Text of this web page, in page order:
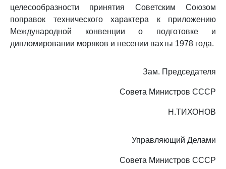
целесообразности принятия Советским Союзом
поправок технического характера к приложению
Международной конвенции о подготовке и
дипломировании моряков и несении вахты 1978 года.
Зам. Председателя
Совета Министров СССР
Н.ТИХОНОВ
Управляющий Делами
Совета Министров СССР